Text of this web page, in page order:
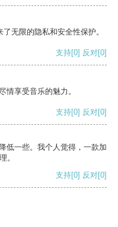
无限的隐私和安全性保护。
支持[0] 反对[0]
情享受音乐的魅力。
支持[0] 反对[0]
低一些。我个人觉得，一款加
。
支持[0] 反对[0]